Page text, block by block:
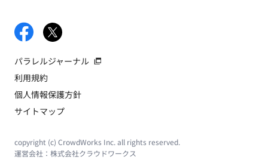
パラレルジャーナル
利用規約
個人情報保護方針
サイトマップ
copyright (c) CrowdWorks Inc. all rights reserved.
運営会社： 株式会社クラウドワークス